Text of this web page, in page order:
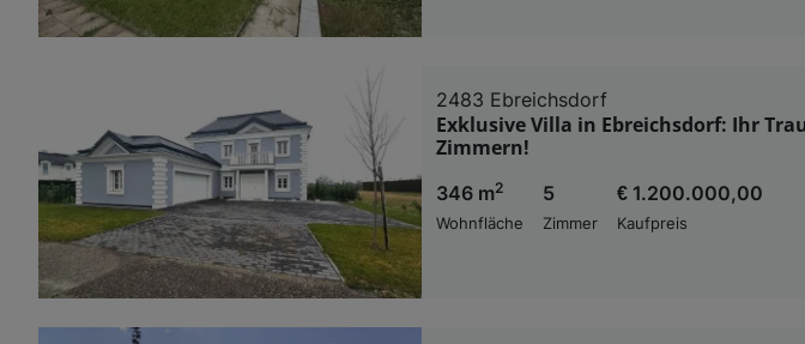
2483 Ebreichsdorf
Exklusive Villa in Ebreichsdorf: Ihr
Zimmern!
346 m2
Wohnfläche
5
Zimmer
€ 1.200.000,00
Kaufpreis